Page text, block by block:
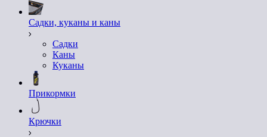
Садки, куканы и каны
Садки
Каны
Куканы
Прикормки
Крючки